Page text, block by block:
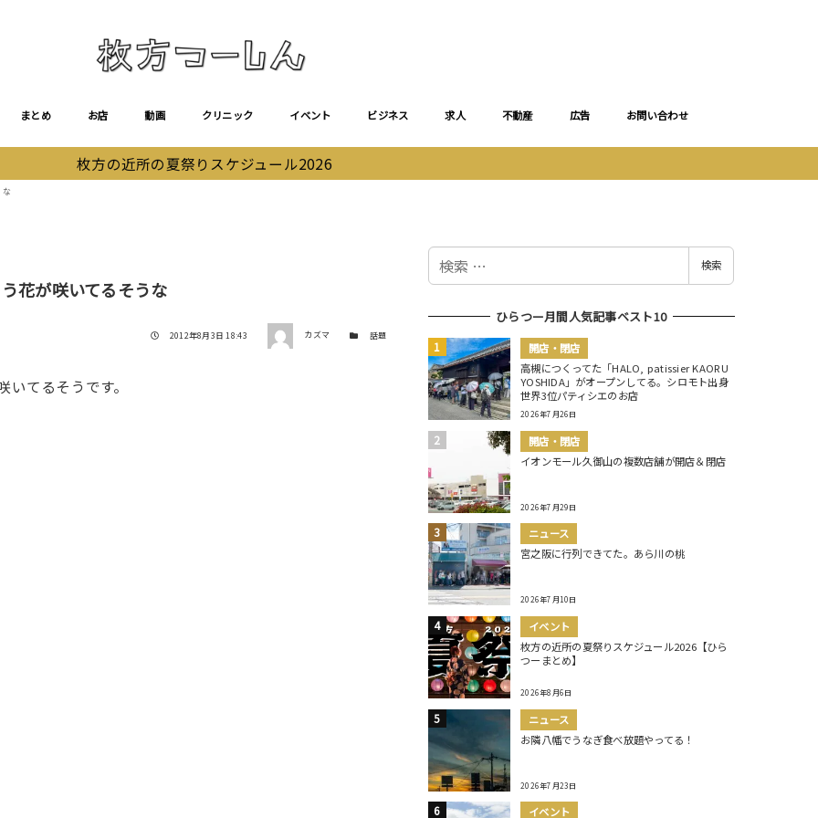
まとめ お店 動画 クリニック イベント ビジネス 求人 不動産 広告 お問い合わせ
枚方の近所の夏祭りスケジュール2026
花が咲いてるそうな
投稿日
2012年8月3日 18:43 著者 カズマ カテゴリー
話題
てるそうです。
検
検索
ひらつー月間人気記事ベスト10
開店・閉店
高槻につくってた「HALO, patissier KAORU
YOSHIDA」がオープンしてる。シロモト出身
世界3位パティシエのお店
2026年7月26日
開店・閉店
イオンモール久御山の複数店舗が開店＆閉店
2026年7月29日
ニュース
宮之阪に行列できてた。あら川の桃
2026年7月10日
イベント
枚方の近所の夏祭りスケジュール2026【ひら
つーまとめ】
2026年8月6日
ニュース
お隣八幡でうなぎ食べ放題やってる！
2026年7月23日
イベント